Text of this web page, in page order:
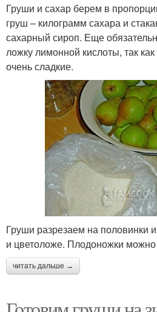
Груши и сахар берем в
груш – килограмм сахара и
сахарный сироп. Еще
ложку лимонной кислоты, так
очень сладкие.
Груши разрезаем на половинки
и цветоложе. Плодоножки можно
читать дальше →